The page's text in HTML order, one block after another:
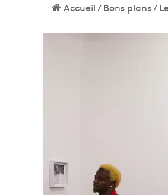
Accueil/Bons plans/